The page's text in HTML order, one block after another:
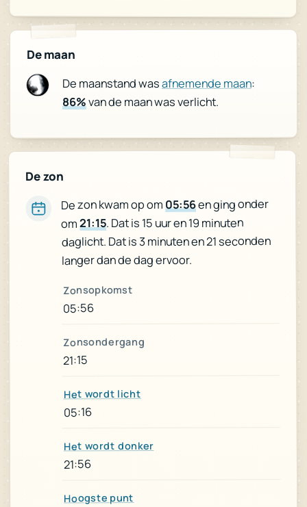
De maan
De maanstand wasafnemende maan:
86%van de maan was verlicht.
De zon
De zon kwam op om 05:56en ging onder
om21:15. Dat is 15 uur en 19 minuten
daglicht. Dat is 3 minuten en 21 seconden
langer dan de dag ervoor.
Zonsopkomst
05:56
Zonsondergang
21:15
Het wordt licht
05:16
Het wordt donker
21:56
Hoogste punt